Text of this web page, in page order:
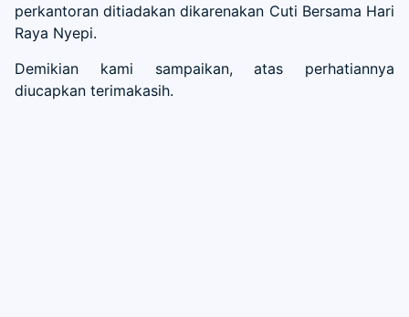
perkantoran ditiadakan dikarenakan Cuti Bersama Hari
Raya Nyepi.
Demikian kami sampaikan, atas perhatiannya
diucapkan terimakasih.